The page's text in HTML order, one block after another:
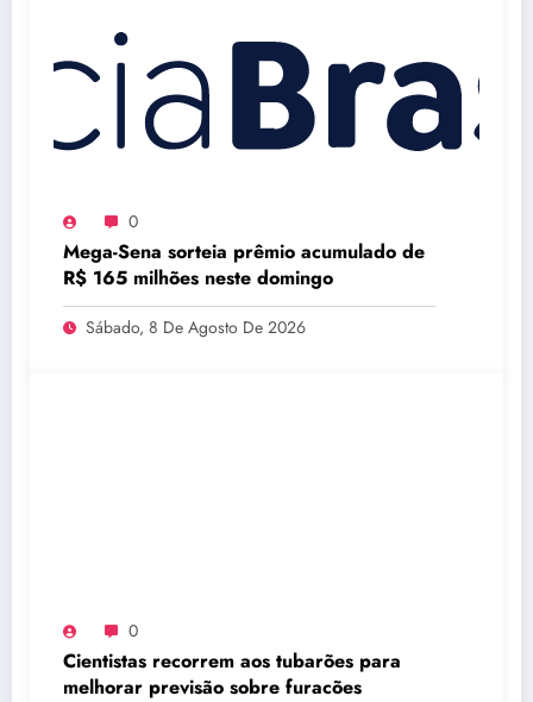
0
Mega-Sena sorteia prêmio acumulado de
R$ 165 milhões neste domingo
Sábado, 8 De Agosto De 2026
0
Cientistas recorrem aos tubarões para
melhorar previsão sobre furacões